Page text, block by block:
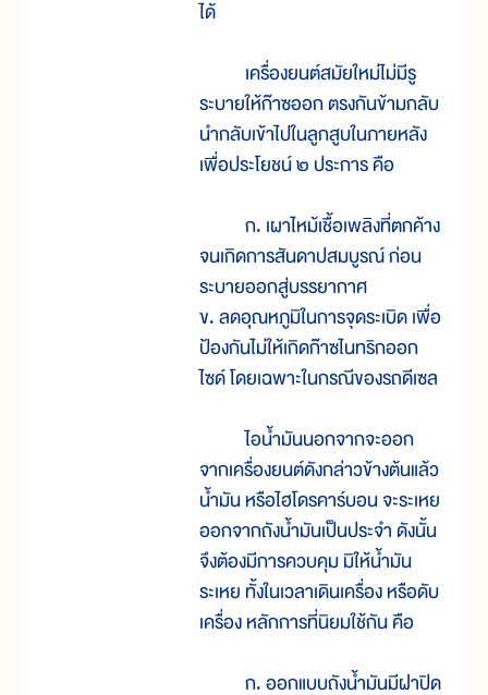
ได้
เครื่องยนต์สมัยใหม่ไม่มีรู
ระบายให้ก๊าซออก ตรงกันข้ามกลับ
นำกลับเข้าไปในลูกสูบในภายหลัง
เพื่อประโยชน์ ๒ ประการ คือ
ก. เผาไหม้เชื้อเพลิงที่ตกค้าง
จนเกิดการสันดาปสมบูรณ์ ก่อน
ระบายออกสู่บรรยากาศ
ข. ลดอุณหภูมิในการจุดระเบิด เพื่อ
ป้องกันไม่ให้เกิดก๊าซไนทริกออก
ไซด์ โดยเฉพาะในกรณีของรถดีเซล
ไอน้ำมันนอกจากจะออก
จากเครื่องยนต์ดังกล่าวข้างต้นแล้ว
น้ำมัน หรือไฮโดรคาร์บอน จะระเหย
ออกจากถังน้ำมันเป็นประจำ ดังนั้น
จึงต้องมีการควบคุม มิให้น้ำมัน
ระเหย ทั้งในเวลาเดินเครื่อง หรือดับ
เครื่อง หลักการที่นิยมใช้กัน คือ
ก. ออกแบบถังน้ำมันมีฝาปิด